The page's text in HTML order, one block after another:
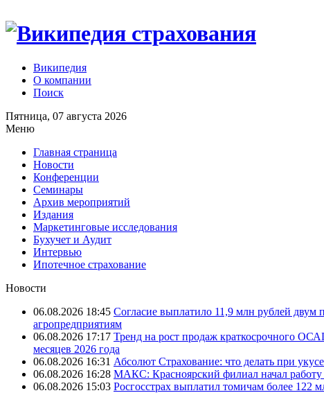
Википедия
О компании
Поиск
Пятница, 07 августа 2026
Меню
Главная страница
Новости
Конференции
Семинары
Архив мероприятий
Издания
Маркетинговые исследования
Бухучет и Аудит
Интервью
Ипотечное страхование
Новости
06.08.2026 18:45 Согласие выплатило 11,9 млн рублей двум
агропредприятиям
06.08.2026 17:17 Тренд на рост продаж краткосрочного
месяцев 2026 года
06.08.2026 16:31 Абсолют Страхование: что делать при
06.08.2026 16:28 МАКС: Красноярский филиал начал работу
06.08.2026 15:03 Росгосстрах выплатил томичам более 122